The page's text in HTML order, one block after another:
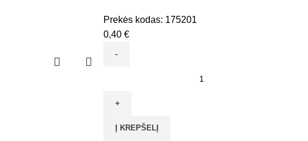
Prekės kodas: 175201
0,40 €
Nerūd.plieno
7mm,Į KREPŠELĮ